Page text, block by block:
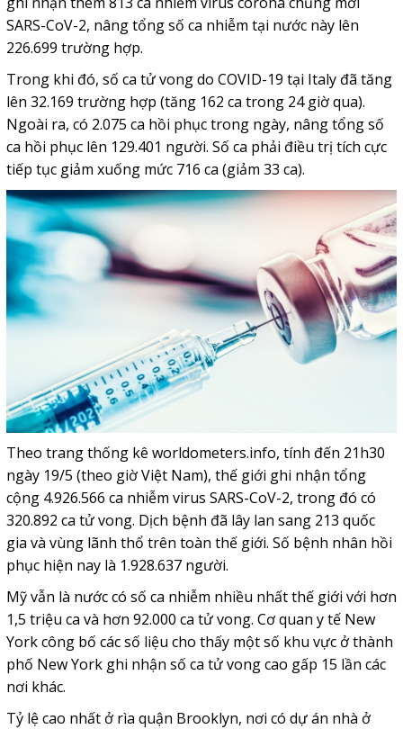
SARS-CoV-2, nâng tổng số ca nhiễm tại nước này lên
226.699 trường hợp.
Trong khi đó, số ca tử vong do COVID-19 tại Italy đã tăng
lên 32.169 trường hợp (tăng 162 ca trong 24 giờ qua).
Ngoài ra, có 2.075 ca hồi phục trong ngày, nâng tổng số
ca hồi phục lên 129.401 người. Số ca phải điều trị tích cực
tiếp tục giảm xuống mức 716 ca (giảm 33 ca).
Theo trang thống kê worldometers.info, tính đến 21h30
ngày 19/5 (theo giờ Việt Nam), thế giới ghi nhận tổng
cộng 4.926.566 ca nhiễm virus SARS-CoV-2, trong đó có
320.892 ca tử vong. Dịch bệnh đã lây lan sang 213 quốc
gia và vùng lãnh thổ trên toàn thế giới. Số bệnh nhân hồi
phục hiện nay là 1.928.637 người.
Mỹ vẫn là nước có số ca nhiễm nhiều nhất thế giới với hơn
1,5 triệu ca và hơn 92.000 ca tử vong. Cơ quan y tế New
York công bố các số liệu cho thấy một số khu vực ở thành
phố New York ghi nhận số ca tử vong cao gấp 15 lần các
nơi khác.
Tỷ lệ cao nhất ở rìa quận Brooklyn, nơi có dự án nhà ở